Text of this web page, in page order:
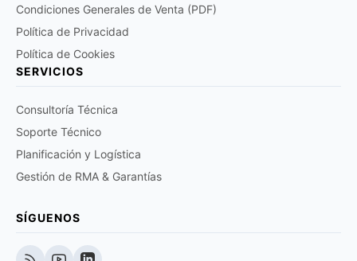
Condiciones Generales de Venta (PDF)
Política de Privacidad
Política de Cookies
SERVICIOS
Consultoría Técnica
Soporte Técnico
Planificación y Logística
Gestión de RMA & Garantías
SÍGUENOS